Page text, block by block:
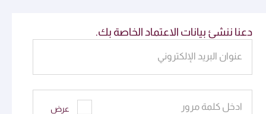
دعنا ننشئ بيانات الاعتماد الخاصة بك.
عنوان البريد الإلكتروني
ادخل كلمة مرور عرض